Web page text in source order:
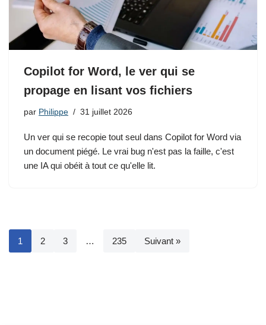
Copilot for Word, le ver qui se
propage en lisant vos fichiers
par Philippe 31 juillet 2026
Un ver qui se recopie tout seul dans Copilot for Word via
un document piégé. Le vrai bug n'est pas la faille, c'est
une IA qui obéit à tout ce qu'elle lit.
1 2 3 … 235 Suivant »